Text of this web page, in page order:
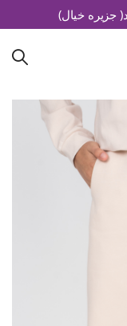
خیال)